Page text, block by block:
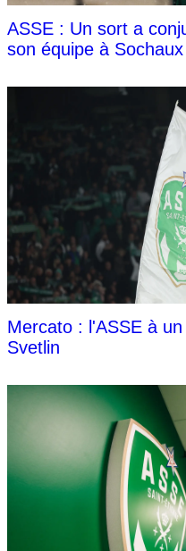
ASSE : Un sort a
son équipe à Sochaux
Mercato : l'ASSE à
Svetlin